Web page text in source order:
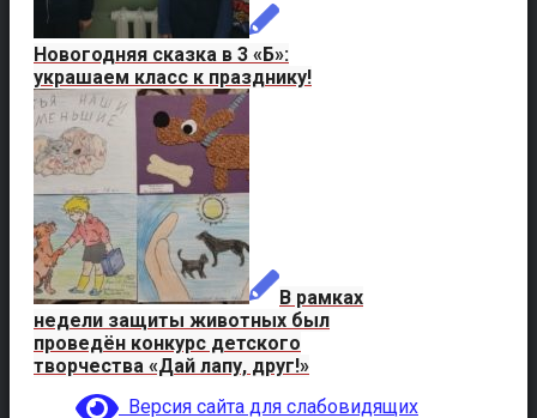
Новогодняя сказка в 3 «Б»:
украшаем класс к празднику!
В рамках
недели защиты животных был
проведён конкурс детского
творчества «Дай лапу, друг!»
Версия сайта для слабовидящих